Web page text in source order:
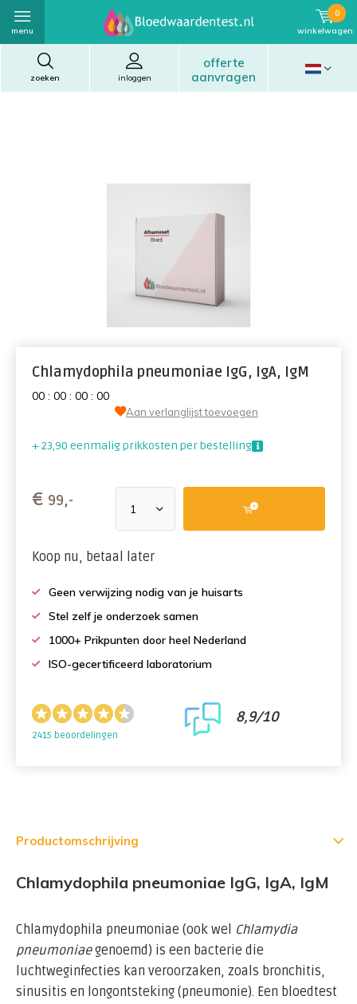
zoeken
offerte
aanvragen
inloggen
menu winkelwagen
0
Chlamydophila pneumoniae IgG, IgA, IgM
00 : 00 : 00 : 00
Aan verlanglijst toevoegen
+ 23,90 eenmalig prikkosten per bestelling
€ 99,-
Koop nu, betaal later
Geen verwijzing nodig van je huisarts
Stel zelf je onderzoek samen
1000+ Prikpunten door heel Nederland
ISO-gecertificeerd laboratorium
2415 beoordelingen
8,9/10
Productomschrijving
Chlamydophila pneumoniae IgG, IgA, IgM
Chlamydophila pneumoniae (ook wel Chlamydia
pneumoniaegenoemd) is een bacterie die
luchtweginfecties kan veroorzaken, zoals bronchitis,
sinusitis en longontsteking (pneumonie). Een bloedtest